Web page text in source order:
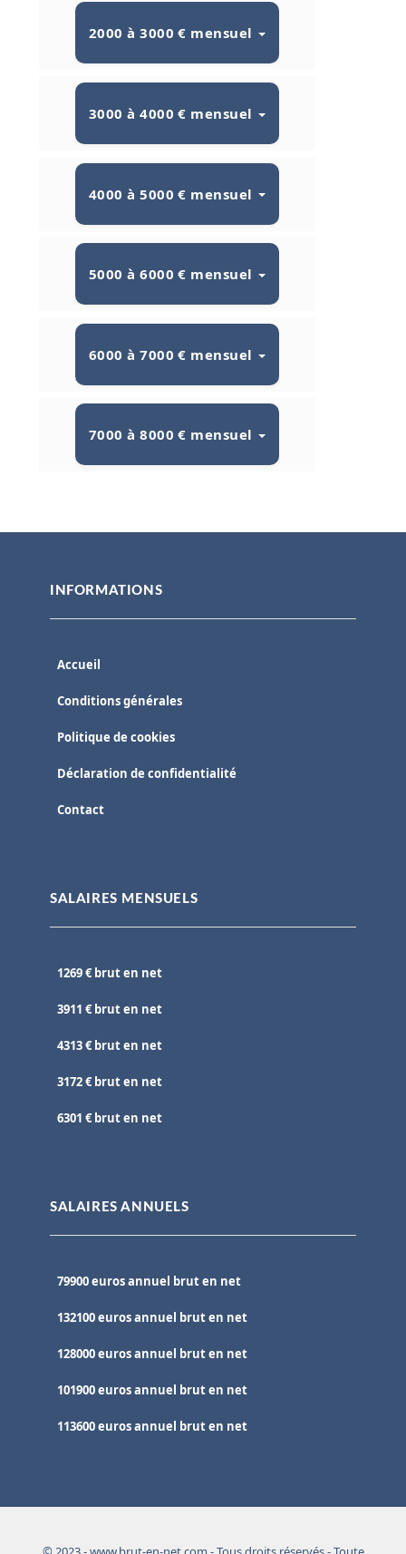
2000 à 3000 € mensuel
3000 à 4000 € mensuel
4000 à 5000 € mensuel
5000 à 6000 € mensuel
6000 à 7000 € mensuel
7000 à 8000 € mensuel
INFORMATIONS
Accueil
Conditions générales
Politique de cookies
Déclaration de confidentialité
Contact
SALAIRES MENSUELS
1269 € brut en net
3911 € brut en net
4313 € brut en net
3172 € brut en net
6301 € brut en net
SALAIRES ANNUELS
79900 euros annuel brut en net
132100 euros annuel brut en net
128000 euros annuel brut en net
101900 euros annuel brut en net
113600 euros annuel brut en net